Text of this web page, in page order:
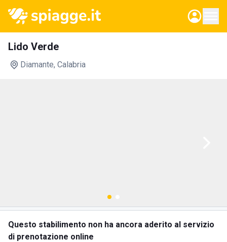
Lido Verde
Diamante, Calabria
Questo stabilimento non ha ancora aderito al servizio
di prenotazione online